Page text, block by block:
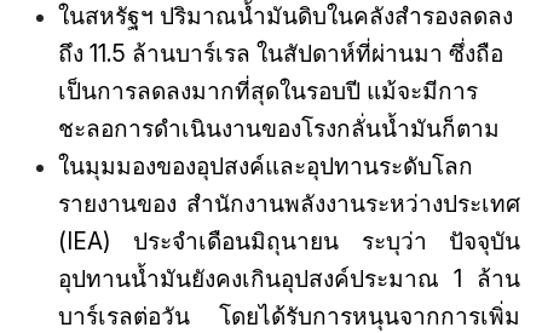
ในสหรัฐฯ ปริมาณน้ำมันดิบในคลังสำรองลดลง
ถึง 11.5 ล้านบาร์เรล ในสัปดาห์ที่ผ่านมา ซึ่งถือ
เป็นการลดลงมากที่สุดในรอบปี แม้จะมีการ
ชะลอการดำเนินงานของโรงกลั่นน้ำมันก็ตาม
ในมุมมองของอุปสงค์และอุปทานระดับโลก
รายงานของ สำนักงานพลังงานระหว่างประเทศ
(IEA) ประจำเดือนมิถุนายน ระบุว่า ปัจจุบัน
อุปทานน้ำมันยังคงเกินอุปสงค์ประมาณ 1 ล้าน
บาร์เรลต่อวัน โดยได้รับการหนุนจากการเพิ่ม